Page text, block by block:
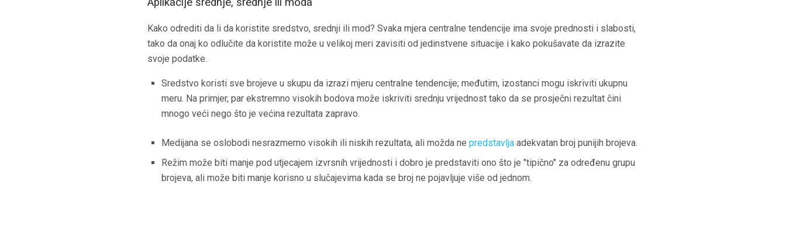
Kako odrediti da li da koristite sredstvo, srednji ili mod? Svaka mjera centralne tendencije ima svoje prednosti i slabosti,
tako da onaj ko odlučite da koristite može u velikoj meri zavisiti od jedinstvene situacije i kako pokušavate da izrazite
svoje podatke.
Sredstvo koristi sve brojeve u skupu da izrazi mjeru centralne tendencije; međutim, izostanci mogu iskriviti ukupnu
meru. Na primjer, par ekstremno visokih bodova može iskriviti srednju vrijednost tako da se prosječni rezultat čini
mnogo veći nego što je većina rezultata zapravo.
Medijana se oslobodi nesrazmerno visokih ili niskih rezultata, ali možda ne predstavlja adekvatan broj punijih brojeva.
Režim može biti manje pod utjecajem izvrsnih vrijednosti i dobro je predstaviti ono što je "tipično" za određenu grupu
brojeva, ali može biti manje korisno u slučajevima kada se broj ne pojavljuje više od jednom.